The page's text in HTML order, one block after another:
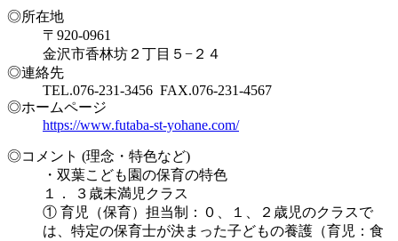
◎所在地
〒920-0961
金沢市香林坊２丁目５−２４
◎連絡先
TEL.076-231-3456 FAX.076-231-4567
◎ホームページ
https://www.futaba-st-yohane.com/
◎コメント (理念・特色など)
・双葉こども園の保育の特色
１． ３歳未満児クラス
① 育児（保育）担当制：０、１、２歳児のクラスで
は、特定の保育士が決まった子どもの養護（育児：食